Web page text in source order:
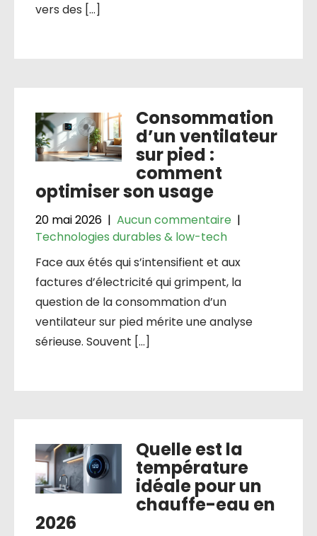
vers des […]
Consommation
d’un ventilateur
sur pied :
comment
optimiser son usage
20 mai 2026 | Aucun commentaire |
Technologies durables & low-tech
Face aux étés qui s’intensifient et aux
factures d’électricité qui grimpent, la
question de la consommation d’un
ventilateur sur pied mérite une analyse
sérieuse. Souvent […]
Quelle est la
température
idéale pour un
chauffe-eau en
2026